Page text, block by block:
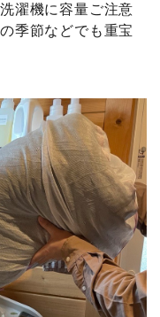
濯機に容量ご注意
季節などでも重宝